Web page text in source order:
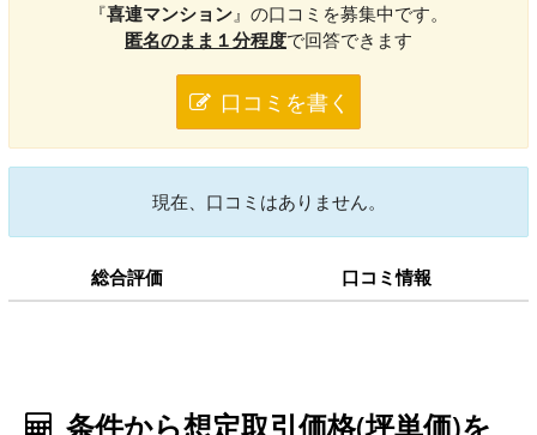
『喜連マンション』の口コミを募集中です。
匿名のまま１分程度で回答できます
口コミを書く
現在、口コミはありません。
総合評価 口コミ情報
条件から想定取引価格(坪単価)を